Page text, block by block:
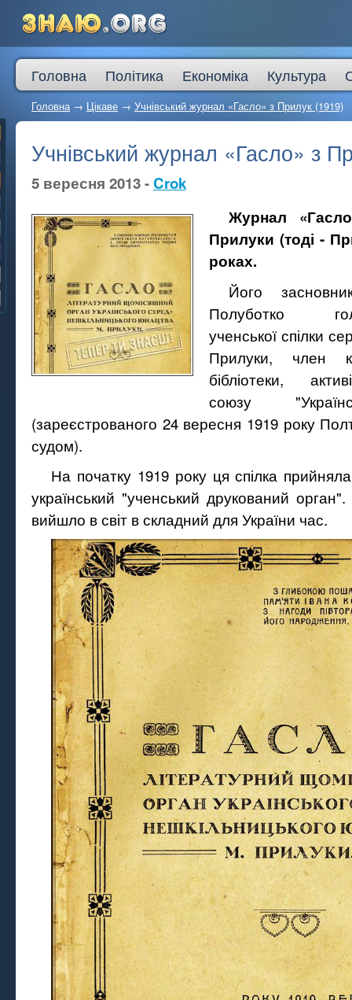
Головна Політика Економіка Культура
Головна→ Цікаве → Учнівський журнал «Гасло» з Прилук (1919)
Учнівський журнал «Гасло» з
5 вересня 2013 -Crok
Журнал
Прилуки (тоді -
роках.
Його
Полуботко
ученської спілки
Прилуки, член
бібліотеки,
союзу
(зареєстрованого 24 вересня 1919 року
судом).
На початку 1919 року ця спілка
український "ученський друкований
вийшло в світ в складний для України час.